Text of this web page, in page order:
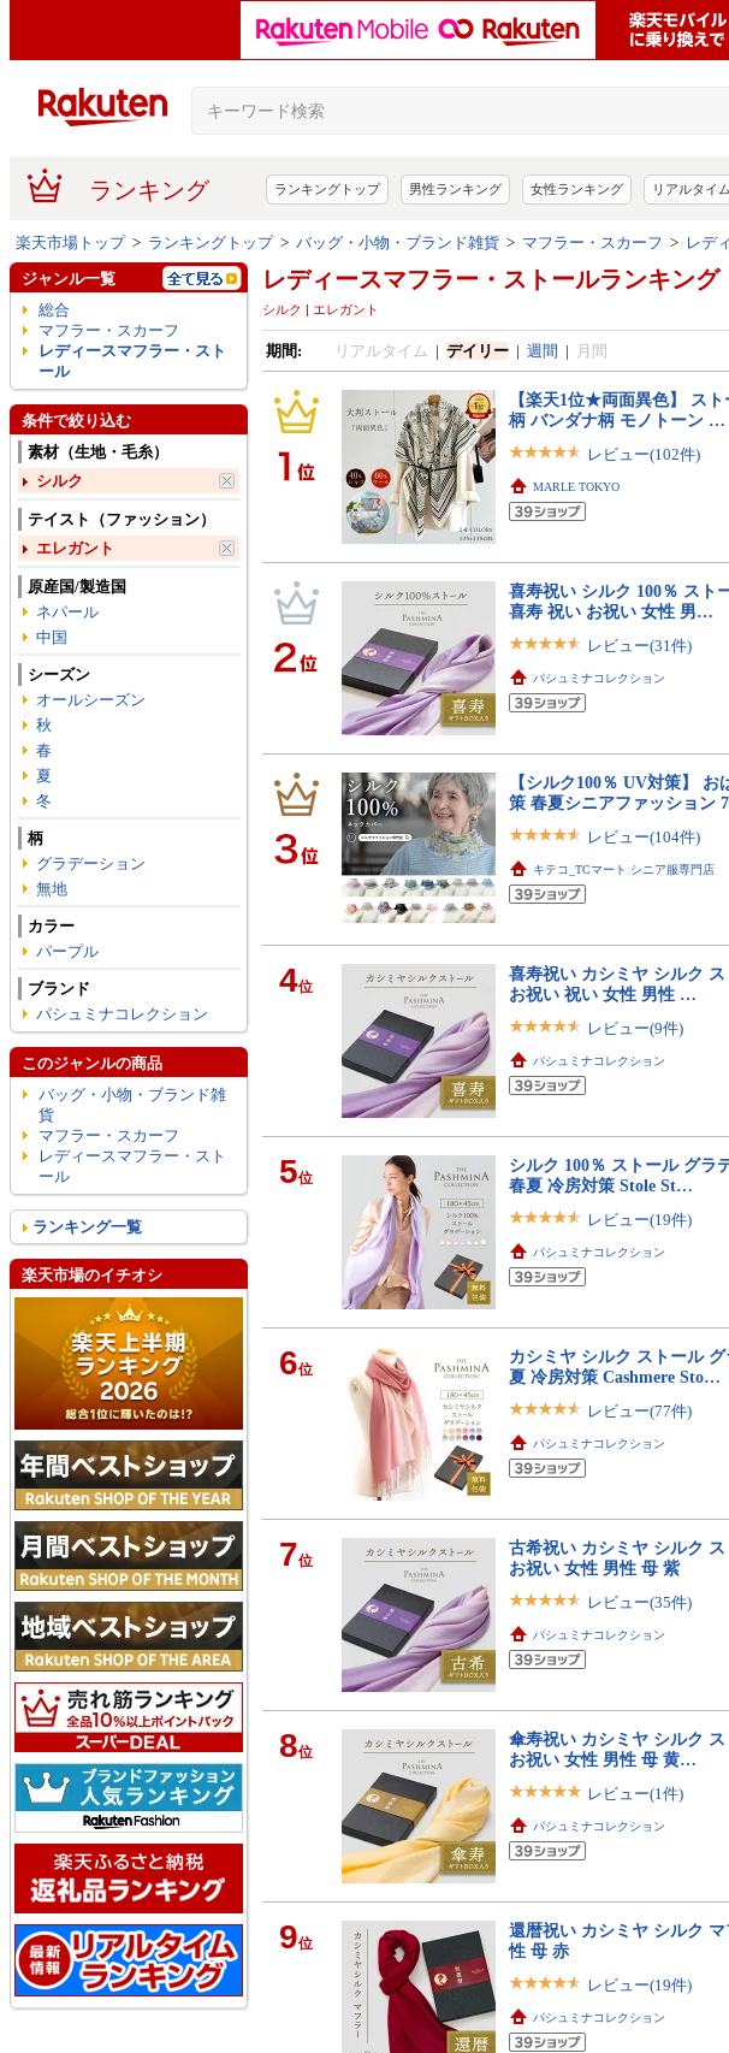
ランキング ランキングトップ 男性ランキング 女性ランキング リアルタイム
楽天市場トップ> ランキングトップ> バッグ・小物・ブランド雑貨 > マフラー・スカーフ > レデ
レディースマフラー・ストールランキング
シルク | エレガント
期間: リアルタイム | デイリー| 週間 | 月間
【楽天1位★両面異色】 ス
柄 バンダナ柄 モノトーン …
レビュー(102件)
MARLE TOKYO
喜寿祝い シルク 100％ スト
喜寿 祝い お祝い 女性 男…
レビュー(31件)
パシュミナコレクション
【シルク100％ UV対策】
策 春夏シニアファッション
レビュー(104件)
キテコ_TCマート シニア服専門店
4位
喜寿祝い カシミヤ シルク
お祝い 祝い 女性 男性 …
レビュー(9件)
パシュミナコレクション
5位
シルク 100％ ストール グラ
春夏 冷房対策 Stole St…
レビュー(19件)
パシュミナコレクション
6位
カシミヤ シルク ストール
夏 冷房対策 Cashmere Sto…
レビュー(77件)
パシュミナコレクション
7位
古希祝い カシミヤ シルク
お祝い 女性 男性 母 紫
レビュー(35件)
パシュミナコレクション
8位
傘寿祝い カシミヤ シルク
お祝い 女性 男性 母 黄…
レビュー(1件)
パシュミナコレクション
9位
還暦祝い カシミヤ シルク
性 母 赤
レビュー(19件)
パシュミナコレクション
ジャンル一覧
総合
マフラー・スカーフ
レディースマフラー・スト
ール
条件で絞り込む
素材（生地・毛糸）
シルク
テイスト（ファッション）
エレガント
原産国/製造国
ネパール
中国
シーズン
オールシーズン
秋
春
夏
冬
柄
グラデーション
無地
カラー
パープル
ブランド
パシュミナコレクション
このジャンルの商品
バッグ・小物・ブランド雑
貨
マフラー・スカーフ
レディースマフラー・スト
ール
ランキング一覧
楽天市場のイチオシ